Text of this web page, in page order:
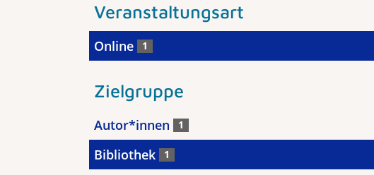
Veranstaltungsart
Online 1
Zielgruppe
Autor*innen 1
Bibliothek 1